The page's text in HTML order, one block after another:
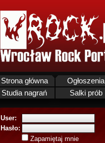
Strona główna Ogłoszenia
Studia nagrań
Salki prób
User:
Hasło:
Zapamiętaj mnie